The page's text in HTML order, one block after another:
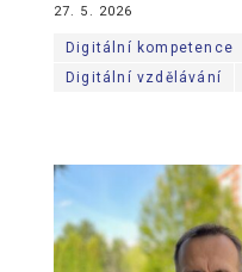
27. 5. 2026
Digitální kompetence
Digitální vzdělávání